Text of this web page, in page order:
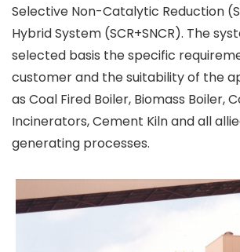
Selective Non-Catalytic Reduction
Hybrid System (SCR+SNCR). The
selected basis the specific
customer and the suitability of the
as Coal Fired Boiler, Biomass Boiler,
Incinerators, Cement Kiln and all
generating processes.